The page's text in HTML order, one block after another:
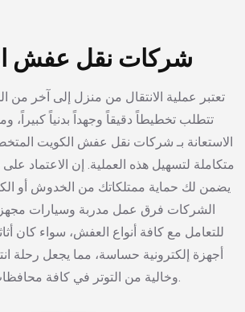
شركات نقل عفش
تعتبر عملية الانتقال من منزل إلى آخر من
تتطلب تخطيطاً دقيقاً وجهداً بدنياً كبيراً،
الاستعانة بـ شركات نقل عفش الكويت
متكاملة لتسهيل هذه العملية. إن الاعتماد
يضمن لك حماية ممتلكاتك من الخدوش أو
الشركات فرق عمل مدربة وسيارات
للتعامل مع كافة أنواع العفش، سواء كان
أجهزة إلكترونية حساسة، مما يجعل رحلة